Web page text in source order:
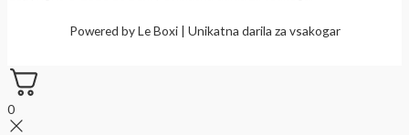
Powered by Le Boxi | Unikatna darila za vsakogar
0